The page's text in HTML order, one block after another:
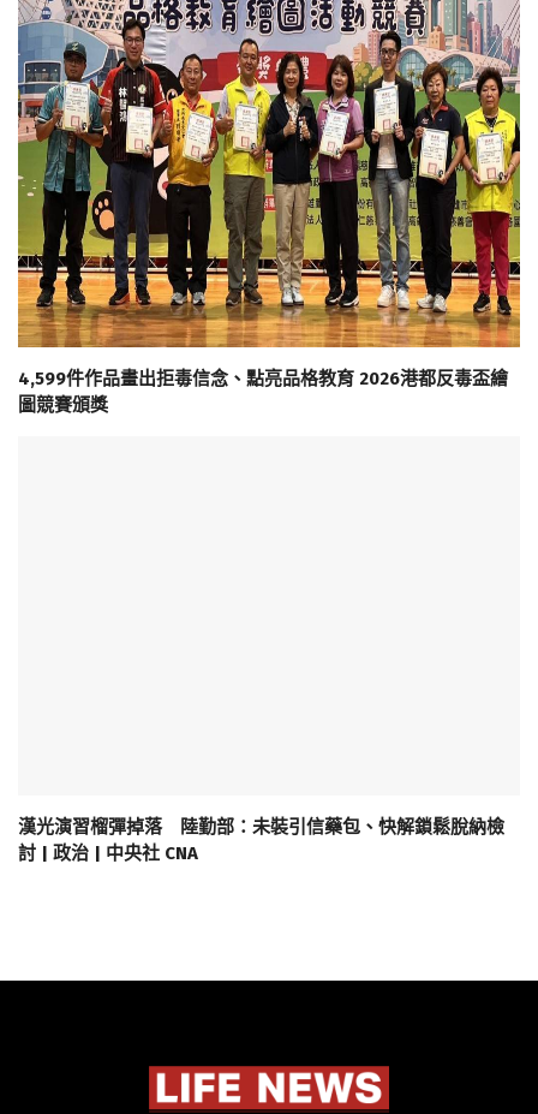
4,599件作品畫出拒毒信念、點亮品格教育 2026港都反毒盃繪
圖競賽頒獎
漢光演習榴彈掉落 陸勤部：未裝引信藥包、快解鎖鬆脫納檢
討 | 政治 | 中央社 CNA